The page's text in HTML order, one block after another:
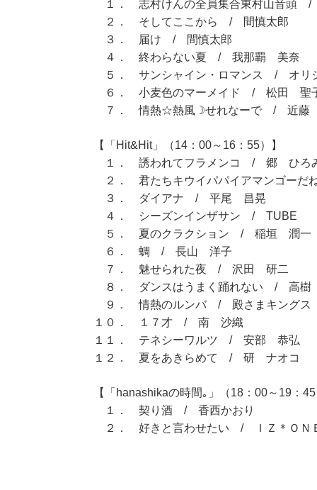
１． 志村けんの全員集合東村山音頭 /
２． そしてここから / 間慎太郎
３． 届け / 間慎太郎
４． 終わらない夏 / 我那覇 美奈
５． サンシャイン・ロマンス / オリ
６． 小麦色のマーメイド / 松田 聖
７． 情熱☆熱風☽せれなーで / 近藤
【「Hit&Hit」（14：00～16：55）】
１． 誘われてフラメンコ / 郷 ひろ
２． 君たちキウイパパイアマンゴー
３． ダイアナ / 平尾 昌晃
４． シーズンインザサン / TUBE
５． 夏のクラクション / 稲垣 潤一
６． 蜩 / 長山 洋子
７． 魅せられた夜 / 沢田 研二
８． ダンスはうまく踊れない / 高
９． 情熱のルンバ / 殿さまキングス
１０． １７才 / 南 沙織
１１． テネシーワルツ / 安部 恭弘
１２． 夏をあきらめて / 研 ナオコ
【「hanashikaの時間｡」（18：00～19：
１． 契り酒 / 香西かおり
２． 好きと言わせたい / ＩＺ＊ＯＮ